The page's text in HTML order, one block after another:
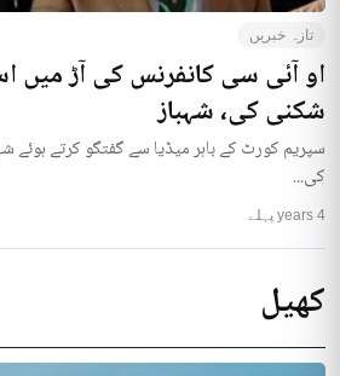
تازہ خبریں
او آئی سی کانفرنس کی آڑ میں
شکنی کی، شہباز
سپریم کورٹ کے باہر میڈیا سے گفتگو کرتے ہوئے
کی...
4 years پہلے
کھیل